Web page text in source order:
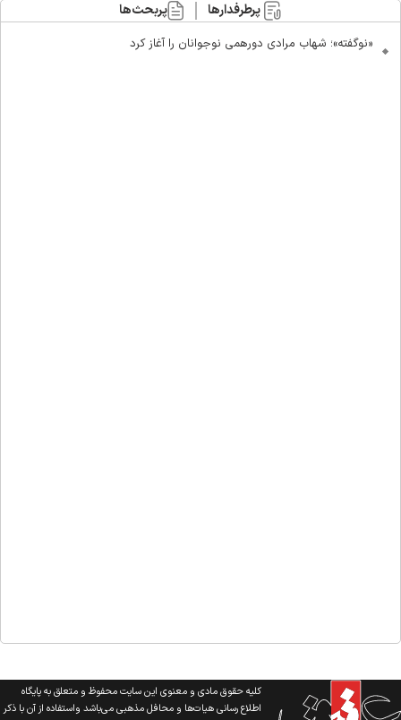
پرطرفدارها پربحث‌ها
«نوگفته»؛ شهاب مرادی دورهمی نوجوانان را آغاز کرد
کلیه حقوق مادی و معنوی این سایت محفوظ و متعلق به پایگاه
اطلاع رسانی هیات‌ها و محافل مذهبی می‌باشد واستفاده از آن با ذکر